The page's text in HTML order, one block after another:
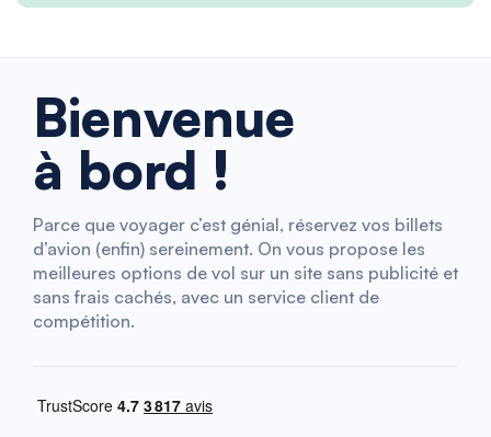
Bienvenue
à bord !
Parce que voyager c’est génial, réservez vos billets
d’avion (enfin) sereinement. On vous propose les
meilleures options de vol sur un site sans publicité et
sans frais cachés, avec un service client de
compétition.